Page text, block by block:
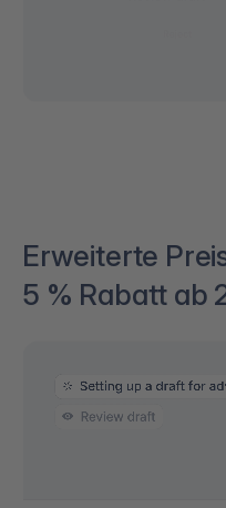
Erweiterte
5 % Rabatt ab